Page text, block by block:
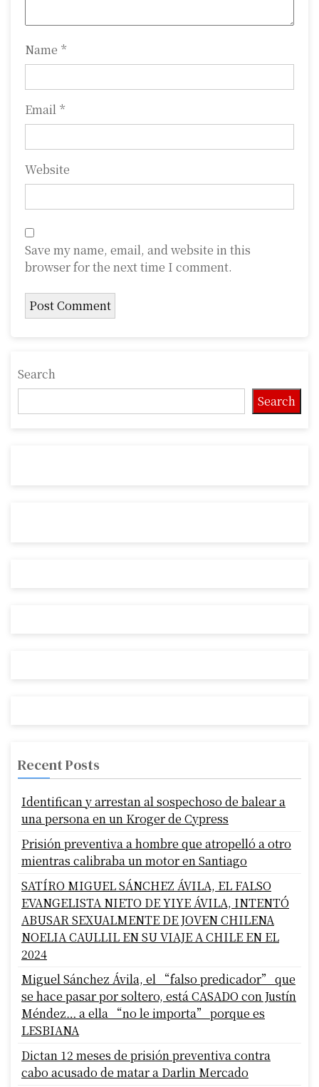
n
Name *
Email *
Website
Save my name, email, and website in this
browser for the next time I comment.
Search
Search
Recent Posts
Identifican y arrestan al sospechoso de balear a
una persona en un Kroger de Cypress
Prisión preventiva a hombre que atropelló a otro
mientras calibraba un motor en Santiago
SATÍRO MIGUEL SÁNCHEZ ÁVILA, EL FALSO
EVANGELISTA NIETO DE YIYE ÁVILA, INTENTÓ
ABUSAR SEXUALMENTE DE JOVEN CHILENA
NOELIA CAULLIL EN SU VIAJE A CHILE EN EL
2024
Miguel Sánchez Ávila, el “falso predicador” que
se hace pasar por soltero, está CASADO con Justín
Méndez… a ella “no le importa” porque es
LESBIANA
Dictan 12 meses de prisión preventiva contra
cabo acusado de matar a Darlin Mercado